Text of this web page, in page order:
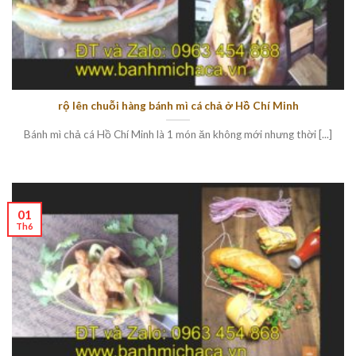
rộ lên chuỗi hàng bánh mì cá chả ở Hồ Chí Minh
Bánh mì chả cá Hồ Chí Minh là 1 món ăn không mới nhưng thời [...]
01
Th6